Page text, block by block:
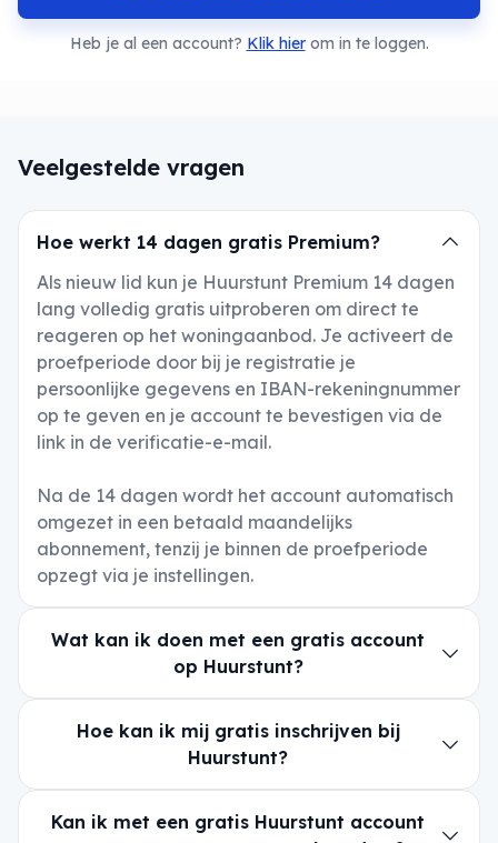
Heb je al een account? Klik hierom in te loggen.
Veelgestelde vragen
Hoe werkt 14 dagen gratis Premium?
Als nieuw lid kun je Huurstunt Premium 14 dagen
lang volledig gratis uitproberen om direct te
reageren op het woningaanbod. Je activeert de
proefperiode door bij je registratie je
persoonlijke gegevens en IBAN-rekeningnummer
op te geven en je account te bevestigen via de
link in de verificatie-e-mail.
Na de 14 dagen wordt het account automatisch
omgezet in een betaald maandelijks
abonnement, tenzij je binnen de proefperiode
opzegt via je instellingen.
Wat kan ik doen met een gratis account
op Huurstunt?
Hoe kan ik mij gratis inschrijven bij
Huurstunt?
Kan ik met een gratis Huurstunt account